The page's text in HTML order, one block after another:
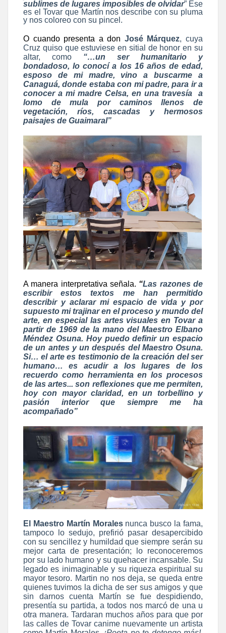
sublimes de lugares imposibles de olvidar” Ese
es el Tovar que Martín nos describe con su pluma
y nos coloreo con su pincel.
O cuando presenta a don José Márquez, cuya
Cruz quiso que estuviese en sitial de honor en su
altar, como “…un ser humanitario y
bondadoso, lo conocí a los 16 años de edad,
esposo de mi madre, vino a buscarme a
Canaguá, donde estaba con mi padre, para ir a
conocer a mi madre Celsa, en una travesía a
lomo de mula por caminos llenos de
vegetación, ríos, cascadas y hermosos
paisajes de Guaimaral”
A manera interpretativa señala. “Las razones de
escribir estos textos me han permitido
describir y aclarar mi espacio de vida y por
supuesto mi trajinar en el proceso y mundo del
arte, en especial las artes visuales en Tovar a
partir de 1969 de la mano del Maestro Elbano
Méndez Osuna. Hoy puedo definir un espacio
de un antes y un después del Maestro Osuna.
Si… el arte es testimonio de la creación del ser
humano… es acudir a los lugares de los
recuerdo como herramienta en los procesos
de las artes... son reflexiones que me permiten,
hoy con mayor claridad, en un torbellino y
pasión interior que siempre me ha
acompañado”
El Maestro Martín Moralesnunca busco la fama,
tampoco lo sedujo, prefirió pasar desapercibido
con su sencillez y humildad que siempre serán su
mejor carta de presentación; lo reconoceremos
por su lado humano y su quehacer incansable. Su
legado es inimaginable y su riqueza espiritual su
mayor tesoro. Martin no nos deja, se queda entre
quienes tuvimos la dicha de ser sus amigos y que
sin darnos cuenta Martín se fue despidiendo,
presentía su partida, a todos nos marcó de una u
otra manera. Tardaran muchos años para que por
las calles de Tovar canime nuevamente un artista